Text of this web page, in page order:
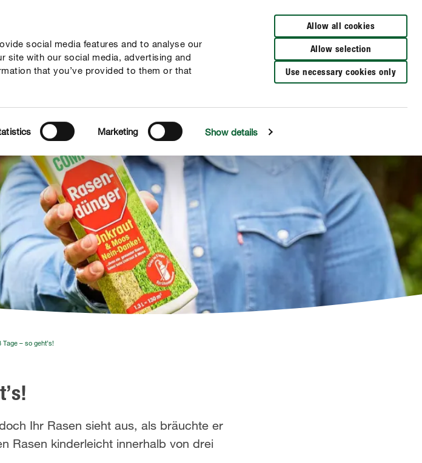
social media features and to analyse our
site with our social media, advertising and
that you’ve provided to them or that
Marketing Show details
Allow all cookies
Allow selection
Use necessary cookies only
Service Unternehmen
– so geht’s!
Ihr Rasen sieht aus, als bräuchte er
Rasen kinderleicht innerhalb von drei